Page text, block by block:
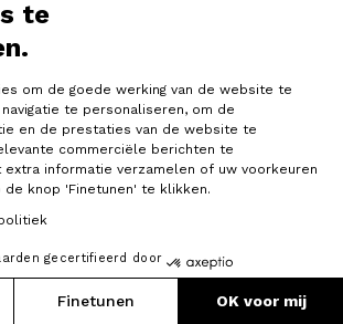
te
om de goede werking van de website te
te personaliseren, om de
en de prestaties van de website te
commerciële berichten te
extra informatie verzamelen of uw voorkeuren
de knop 'Finetunen' te klikken.
gecertifieerd door
Finetunen OK voor mij
+